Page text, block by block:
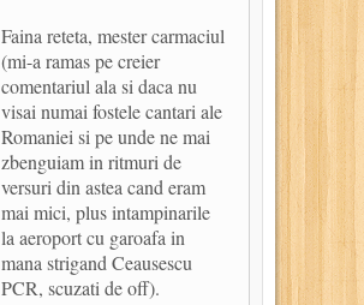
Faina reteta, mester carmaciul
(mi-a ramas pe creier
comentariul ala si daca nu
visai numai fostele cantari ale
Romaniei si pe unde ne mai
zbenguiam in ritmuri de
versuri din astea cand eram
mai mici, plus intampinarile
la aeroport cu garoafa in
mana strigand Ceausescu
PCR, scuzati de off).